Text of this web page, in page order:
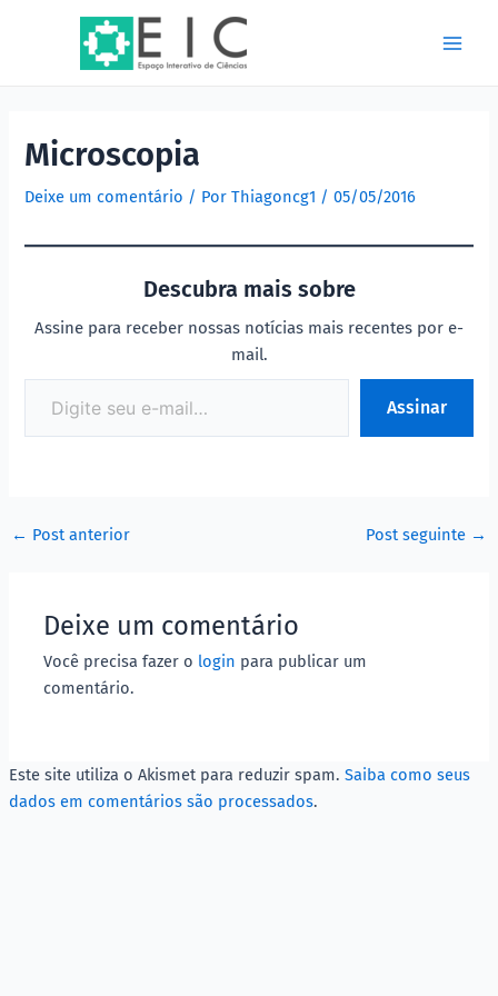
Microscopia
Deixe um comentário / PorThiagoncg1 /05/05/2016
Descubra mais sobre
Assine para receber nossas notícias mais recentes por e-
mail.
Assinar
navigation
← Post anterior Post seguinte →
Deixe um comentário
Você precisa fazer o login para publicar um
comentário.
Este site utiliza o Akismet para reduzir spam. Saiba como seus
dados em comentários são processados.